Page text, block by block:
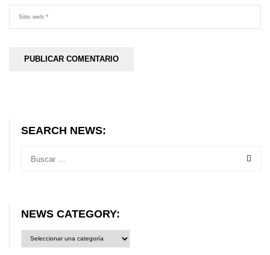
SEARCH NEWS:
NEWS CATEGORY:
category: